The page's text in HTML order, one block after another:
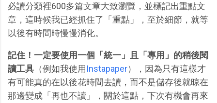
必讀分類裡600多篇文章大致瀏覽，並標記出重點文
章，這時候我已經抓住了「重點」，至於細節，就等
以後有時間時慢慢消化。
記住！一定要使用一個「統一」且「專用」的稍後閱
讀工具 （例如我使用Instapaper），因為只有這樣才
有可能真的在以後花時間去讀，而不是儲存後就晾在
那邊變成「再也不讀」，關於這點，下次有機會再來